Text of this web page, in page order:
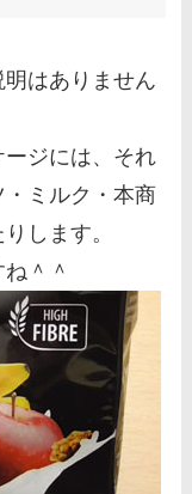
はありません
ジには、それ
ミルク・本商
します。
＾＾